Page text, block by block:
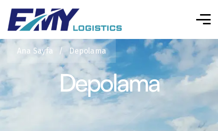
Ana Sayfa / Depolama
Depolama